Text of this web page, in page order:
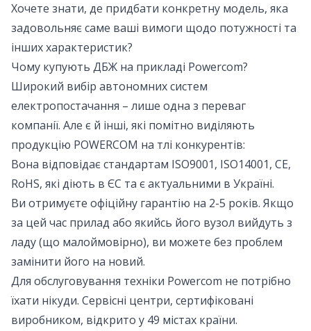
Хочете знати, де придбати конкретну модель, яка
задовольняє саме ваші вимоги щодо потужності та
інших характеристик?
Чому купують ДБЖ на прикладі Powercom?
Широкий вибір автономних систем
електропостачання – лише одна з переваг
компанії. Але є й інші, які помітно виділяють
продукцію POWERCOM на тлі конкурентів:
Вона відповідає стандартам ISO9001, ISO14001, CE,
RoHS, які діють в ЄС та є актуальними в Україні.
Ви отримуєте офіційну гарантію на 2-5 років. Якщо
за цей час прилад або якийсь його вузол вийдуть з
ладу (що малоймовірно), ви можете без проблем
замінити його на новий.
Для обслуговування техніки Powercom не потрібно
їхати нікуди. Сервісні центри, сертифіковані
виробником, відкрито у 49 містах країни.